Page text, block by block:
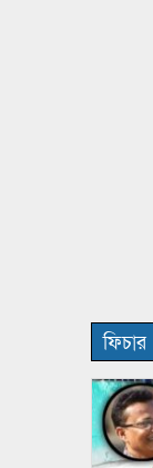
ফিচার